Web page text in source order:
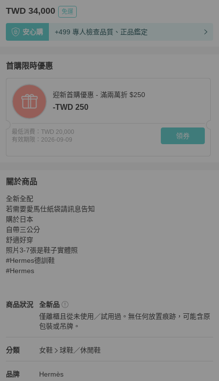
TWD 34,000 免運
安心購 +499 專人檢查品質、正品鑑定
首購限時優惠
迎新首購優惠 - 滿兩萬折 $250
-TWD 250
最低消費： TWD 20,000
有效期限： 2026-09-09 領券
關於商品
關於(已售出）愛馬仕德訓鞋米色35碼
全新全配
若需要愛馬仕紙袋請訊息告知
購於日本
自帶三公分
舒適好穿
照片3-7張是鞋子實體照
#Hermes德訓鞋
#Hermes
商品狀況
Hermès女鞋商品狀態與細節
全新品
僅離櫃且從未使用／試用過。無任何放置痕跡，可能含原
包裝或吊牌。
分類
Hermès 女鞋分類資訊
女鞋
球鞋／休閒鞋
品牌
Hermès 精品女鞋品牌介紹
Hermès
Hermès 推薦清單